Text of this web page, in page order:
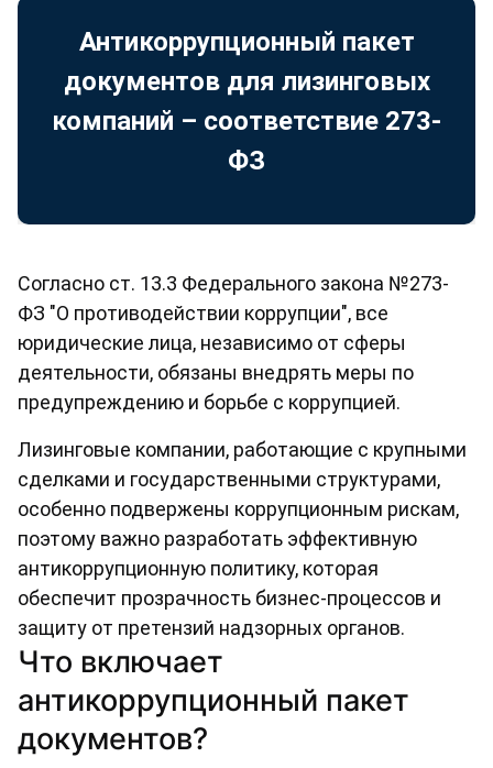
Антикоррупционный пакет
документов для лизинговых
компаний – соответствие 273-
ФЗ
Согласно ст. 13.3 Федерального закона №273-
ФЗ "О противодействии коррупции", все
юридические лица, независимо от сферы
деятельности, обязаны внедрять меры по
предупреждению и борьбе с коррупцией.
Лизинговые компании, работающие с крупными
сделками и государственными структурами,
особенно подвержены коррупционным рискам,
поэтому важно разработать эффективную
антикоррупционную политику, которая
обеспечит прозрачность бизнес-процессов и
защиту от претензий надзорных органов.
Что включает
антикоррупционный пакет
документов?